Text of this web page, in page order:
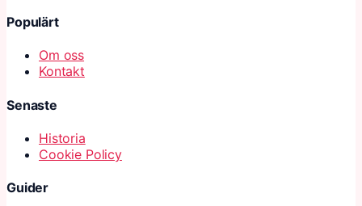
Populärt
Om oss
Kontakt
Senaste
Historia
Cookie Policy
Guider